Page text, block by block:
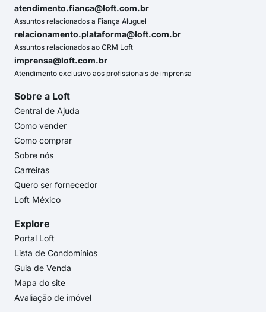
atendimento.fianca@loft.com.br
Assuntos relacionados a Fiança Aluguel
relacionamento.plataforma@loft.com.br
Assuntos relacionados ao CRM Loft
imprensa@loft.com.br
Atendimento exclusivo aos profissionais de imprensa
Sobre a Loft
Central de Ajuda
Como vender
Como comprar
Sobre nós
Carreiras
Quero ser fornecedor
Loft México
Explore
Portal Loft
Lista de Condomínios
Guia de Venda
Mapa do site
Avaliação de imóvel